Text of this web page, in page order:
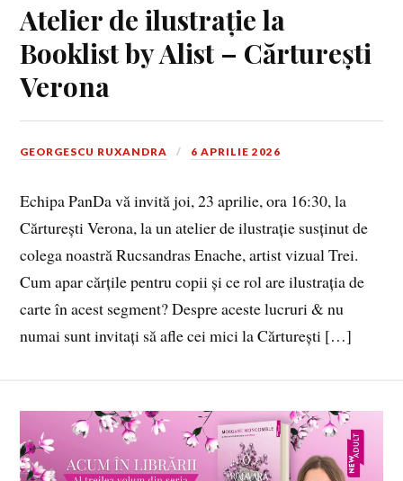
Atelier de ilustrație la
Booklist by Alist – Cărturești
Verona
GEORGESCU RUXANDRA 6 APRILIE 2026
Echipa PanDa vă invită joi, 23 aprilie, ora 16:30, la
Cărturești Verona, la un atelier de ilustrație susținut de
colega noastră Rucsandras Enache, artist vizual Trei.
Cum apar cărțile pentru copii și ce rol are ilustrația de
carte în acest segment? Despre aceste lucruri & nu
numai sunt invitați să afle cei mici la Cărturești […]